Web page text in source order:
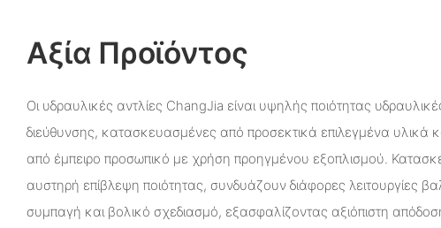
Αξία Προϊόντος
Οι υδραυλικές αντλίες ChangJia είναι υψηλής ποιότητας
διεύθυνσης, κατασκευασμένες από προσεκτικά επιλεγμένα υλικά
από έμπειρο προσωπικό με χρήση προηγμένου εξοπλισμού.
αυστηρή επίβλεψη ποιότητας, συνδυάζουν διάφορες λειτουργίες
συμπαγή και βολικό σχεδιασμό, εξασφαλίζοντας αξιόπιστη